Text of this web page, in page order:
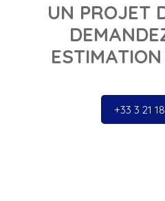
UN PROJET
+33 3 21